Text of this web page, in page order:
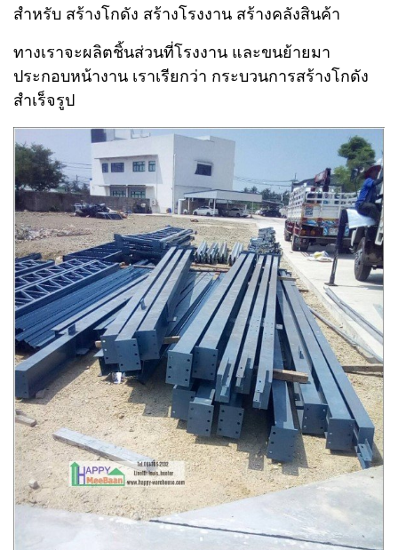
สำหรับ สร้างโกดัง สร้างโรงงาน สร้างคลังสินค้า
ทางเราจะผลิตชิ้นส่วนที่โรงงาน และขนย้ายมา
ประกอบหน้างาน เราเรียกว่า กระบวนการสร้างโกดัง
สำเร็จรูป